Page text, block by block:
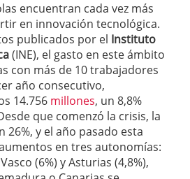
encuentran cada vez más
en innovación tecnológica.
publicados por el Instituto
(INE), el gasto en este ámbito
con más de 10 trabajadores
año consecutivo,
14.756 millones, un 8,8%
que comenzó la crisis, la
26%, y el año pasado esta
en tres autonomías:
(6%) y Asturias (4,8%),